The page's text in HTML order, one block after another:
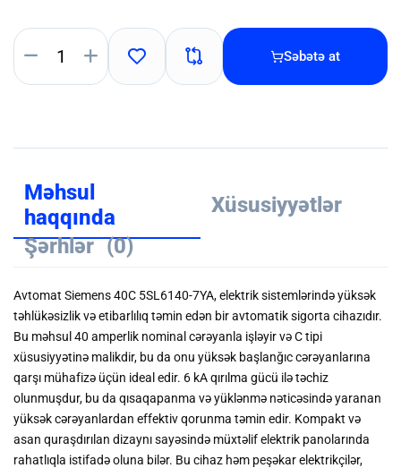
Səbətə at
Məhsul
haqqında
Xüsusiyyətlər
Şərhlər (0)
Avtomat Siemens 40C 5SL6140-7YA, elektrik sistemlərində yüksək
təhlükəsizlik və etibarlılıq təmin edən bir avtomatik sigorta cihazıdır.
Bu məhsul 40 amperlik nominal cərəyanla işləyir və C tipi
xüsusiyyətinə malikdir, bu da onu yüksək başlanğıc cərəyanlarına
qarşı mühafizə üçün ideal edir. 6 kA qırılma gücü ilə təchiz
olunmuşdur, bu da qısaqapanma və yüklənmə nəticəsində yaranan
yüksək cərəyanlardan effektiv qorunma təmin edir. Kompakt və
asan quraşdırılan dizaynı sayəsində müxtəlif elektrik panolarında
rahatlıqla istifadə oluna bilər. Bu cihaz həm peşəkar elektrikçilər,